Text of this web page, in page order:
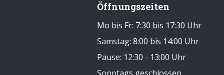
Öffnungszeiten
Mo bis Fr: 7:30 bis 17:30 Uhr
Samstag: 8:00 bis 14:00 Uhr
Pause: 12:30 - 13:00 Uhr